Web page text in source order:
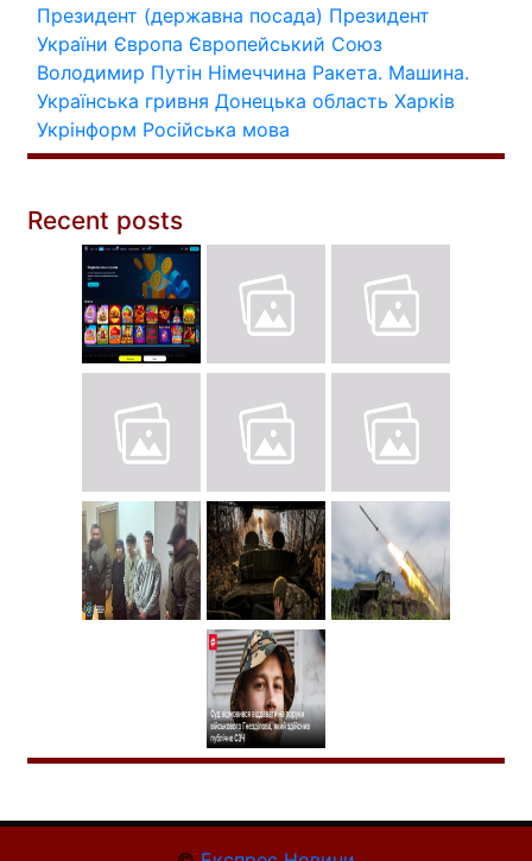
Президент (державна посада) Президент
України Європа Європейський Союз
Володимир Путін Німеччина Ракета. Машина.
Українська гривня Донецька область Харків
Укрінформ Російська мова
Recent posts